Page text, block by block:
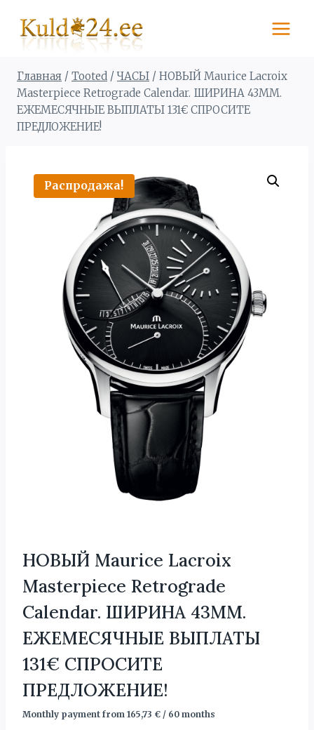
содержимому
Главная / Tooted / ЧАСЫ / НОВЫЙ Maurice Lacroix
Masterpiece Retrograde Calendar. ШИРИНА 43MM.
ЕЖЕМЕСЯЧНЫЕ ВЫПЛАТЫ 131€ СПРОСИТЕ
ПРЕДЛОЖЕНИЕ!
Распродажа!
НОВЫЙ Maurice Lacroix
Masterpiece Retrograde
Calendar. ШИРИНА 43MM.
ЕЖЕМЕСЯЧНЫЕ ВЫПЛАТЫ
131€ СПРОСИТЕ
ПРЕДЛОЖЕНИЕ!
Monthly payment from 165,73 € / 60 months